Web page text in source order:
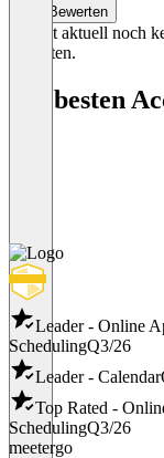
Bewerten
Es gibt aktuell noch
enthalten.
Die besten
Leader - Online
SchedulingQ3/26
Leader - Calendar
Top Rated -
SchedulingQ3/26
meetergo